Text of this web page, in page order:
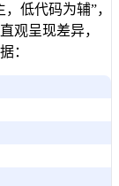
低代码为辅”，
观呈现差异，
：